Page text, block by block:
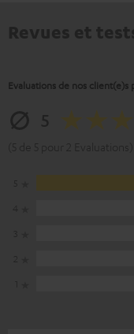
Evaluations de nos client(e)s